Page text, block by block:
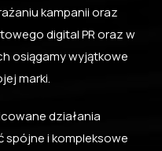
kampanii oraz
digital PR oraz w
osiągamy wyjątkowe
marki.
działania
i kompleksowe